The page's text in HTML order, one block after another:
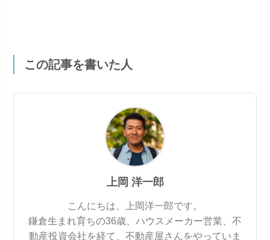
この記事を書いた人
上岡 洋一郎
こんにちは、上岡洋一郎です。
鎌倉生まれ育ちの36歳、ハウスメーカー営業、不
動産投資会社を経て、不動産屋さんをやっていま